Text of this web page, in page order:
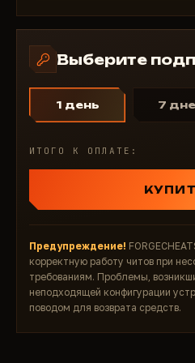
Выберите
1 день 7
ИТОГО К ОПЛАТЕ:
Предупреждение!
корректную работу читов при
требованиям. Проблемы,
неподходящей конфигурации
поводом для возврата средств.